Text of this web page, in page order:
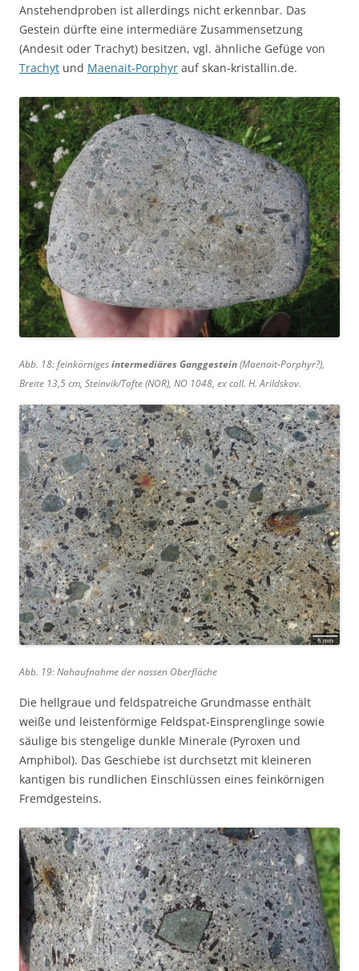
Anstehendproben ist allerdings nicht erkennbar. Das
Gestein dürfte eine intermediäre Zusammensetzung
(Andesit oder Trachyt) besitzen, vgl. ähnliche Gefüge von
Trachyt und Maenait-Porphyr auf skan-kristallin.de.
Abb. 18: feinkörnigesintermediäres Ganggestein(Maenait-Porphyr?),
Breite 13,5 cm, Steinvik/Tofte (NOR), NO 1048, ex coll. H. Arildskov.
Abb. 19: Nahaufnahme der nassen Oberfläche
Die hellgraue und feldspatreiche Grundmasse enthält
weiße und leistenförmige Feldspat-Einsprenglinge sowie
säulige bis stengelige dunkle Minerale (Pyroxen und
Amphibol). Das Geschiebe ist durchsetzt mit kleineren
kantigen bis rundlichen Einschlüssen eines feinkörnigen
Fremdgesteins.